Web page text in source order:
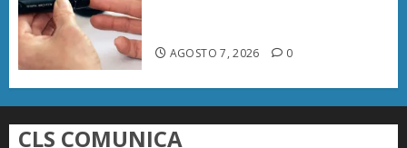
AGOSTO 7, 2026 0
CLS COMUNICA